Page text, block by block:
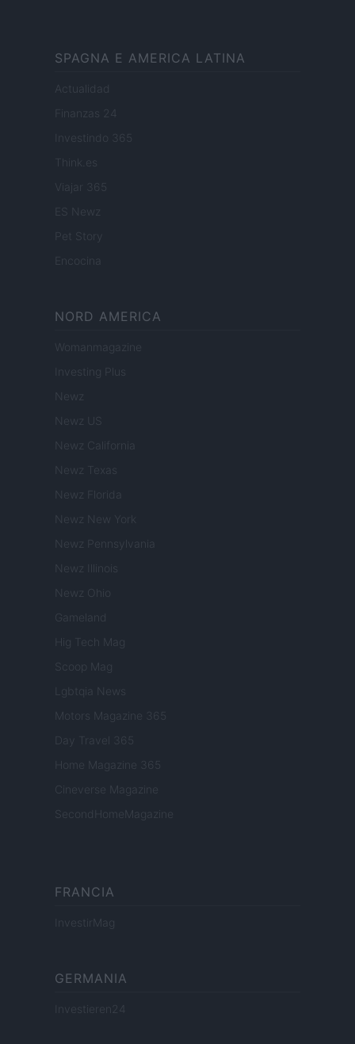
SPAGNA E AMERICA LATINA
Actualidad
Finanzas 24
Investindo 365
Think.es
Viajar 365
ES Newz
Encocina
NORD AMERICA
Womanmagazine
Investing Plus
Newz
Newz US
Newz California
Newz Texas
Newz Florida
Newz New York
Newz Pennsylvania
Newz Illinois
Newz Ohio
Gameland
Hig Tech Mag
Scoop Mag
Lgbtqia News
Motors Magazine 365
Day Travel 365
Home Magazine 365
Cineverse Magazine
SecondHomeMagazine
FRANCIA
InvestirMag
GERMANIA
Investieren24